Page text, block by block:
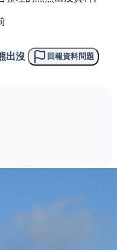
出沒 回報資料問題